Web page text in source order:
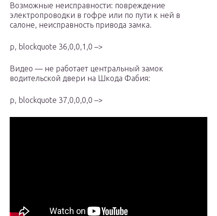
Возможные неисправности: повреждение
электропроводки в гофре или по пути к ней в
салоне, неисправность привода замка.
p, blockquote 36,0,0,1,0 –>
Видео — не работает центральный замок
водительской двери на Шкода Фабия:
p, blockquote 37,0,0,0,0 –>